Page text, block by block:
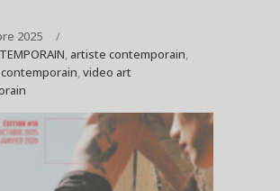
2025
, artiste contemporain,
,video art